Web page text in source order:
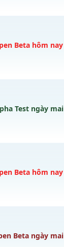
2626
Beta hôm nay
06/08/2626
Test ngày mai
08/2626
Beta hôm nay
Beta ngày mai